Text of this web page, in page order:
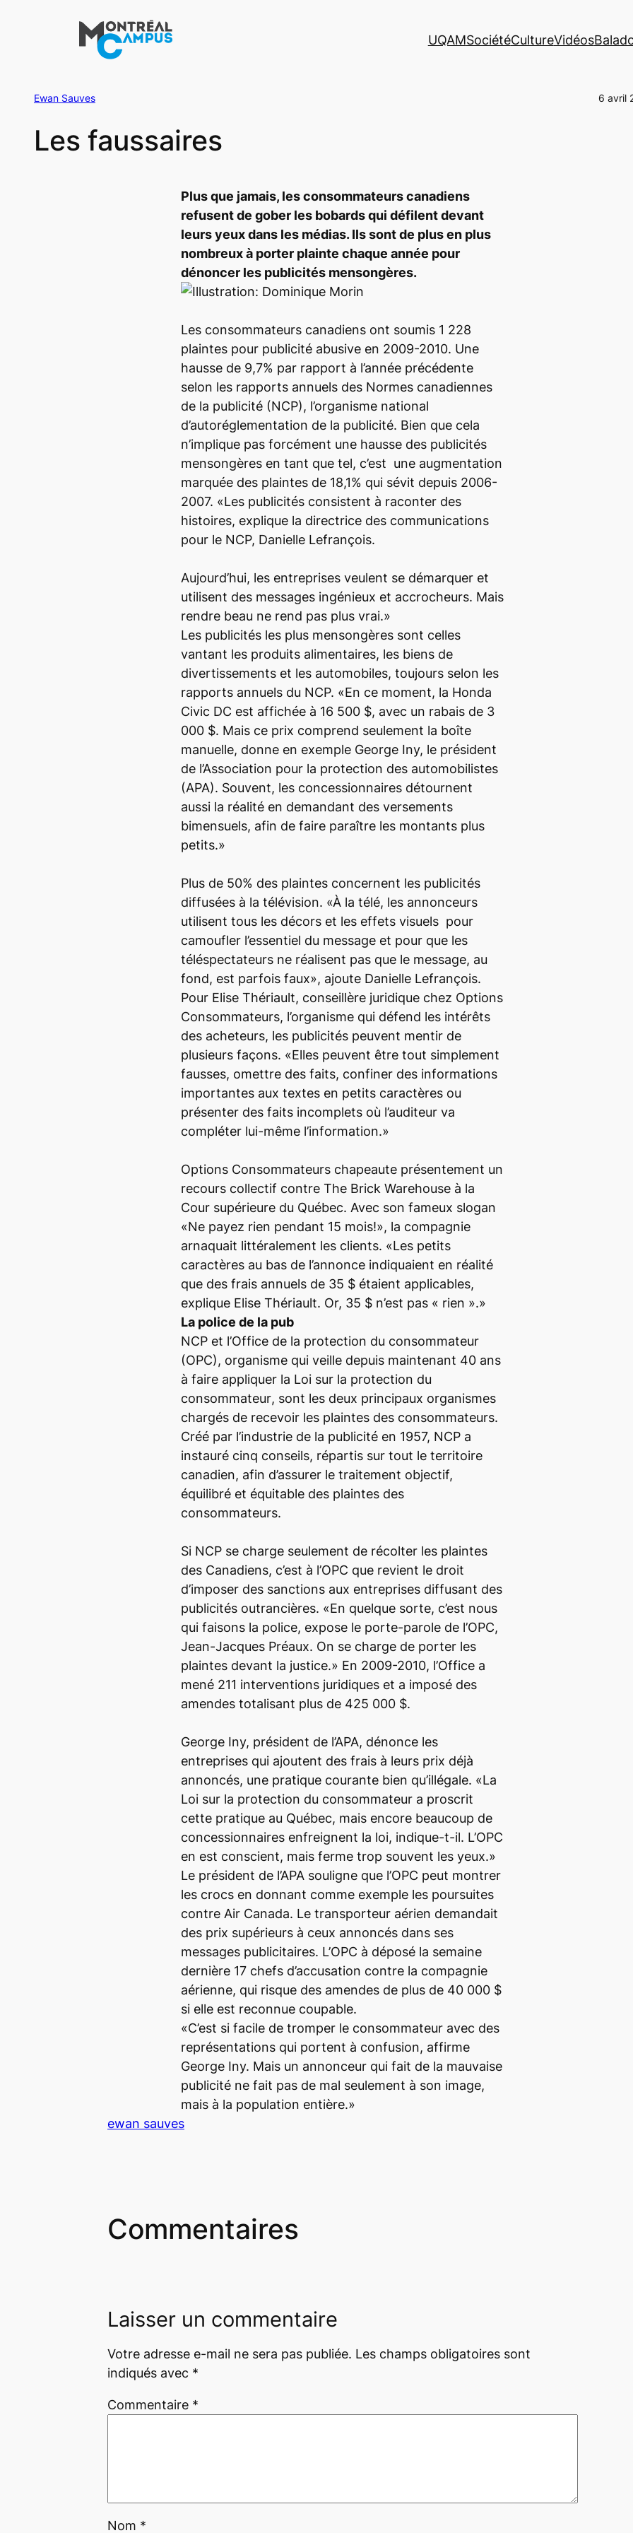
UQAMSociétéCultureVidéos
Ewan Sauves 6 avril
Les faussaires
Plus que jamais, les consommateurs canadiens
refusent de gober les bobards qui défilent devant
leurs yeux dans les médias. Ils sont de plus en plus
nombreux à porter plainte chaque année pour
dénoncer les publicités mensongères.
Les consommateurs canadiens ont soumis 1 228
plaintes pour publicité abusive en 2009-2010. Une
hausse de 9,7% par rapport à l’année précédente
selon les rapports annuels des Normes canadiennes
de la publicité (NCP), l’organisme national
d’autoréglementation de la publicité. Bien que cela
n’implique pas forcément une hausse des publicités
mensongères en tant que tel, c’est une augmentation
marquée des plaintes de 18,1% qui sévit depuis 2006-
2007. «Les publicités consistent à raconter des
histoires, explique la directrice des communications
pour le NCP, Danielle Lefrançois.
Aujourd’hui, les entreprises veulent se démarquer et
utilisent des messages ingénieux et accrocheurs. Mais
rendre beau ne rend pas plus vrai.»
Les publicités les plus mensongères sont celles
vantant les produits alimentaires, les biens de
divertissements et les automobiles, toujours selon les
rapports annuels du NCP. «En ce moment, la Honda
Civic DC est affichée à 16 500 $, avec un rabais de 3
000 $. Mais ce prix comprend seulement la boîte
manuelle, donne en exemple George Iny, le président
de l’Association pour la protection des automobilistes
(APA). Souvent, les concessionnaires détournent
aussi la réalité en demandant des versements
bimensuels, afin de faire paraître les montants plus
petits.»
Plus de 50% des plaintes concernent les publicités
diffusées à la télévision. «À la télé, les annonceurs
utilisent tous les décors et les effets visuels pour
camoufler l’essentiel du message et pour que les
téléspectateurs ne réalisent pas que le message, au
fond, est parfois faux», ajoute Danielle Lefrançois.
Pour Elise Thériault, conseillère juridique chez Options
Consommateurs, l’organisme qui défend les intérêts
des acheteurs, les publicités peuvent mentir de
plusieurs façons. «Elles peuvent être tout simplement
fausses, omettre des faits, confiner des informations
importantes aux textes en petits caractères ou
présenter des faits incomplets où l’auditeur va
compléter lui-même l’information.»
Options Consommateurs chapeaute présentement un
recours collectif contre The Brick Warehouse à la
Cour supérieure du Québec. Avec son fameux slogan
«Ne payez rien pendant 15 mois!», la compagnie
arnaquait littéralement les clients. «Les petits
caractères au bas de l’annonce indiquaient en réalité
que des frais annuels de 35 $ étaient applicables,
explique Elise Thériault. Or, 35 $ n’est pas « rien ».»
La police de la pub
NCP et l’Office de la protection du consommateur
(OPC), organisme qui veille depuis maintenant 40 ans
à faire appliquer la Loi sur la protection du
consommateur, sont les deux principaux organismes
chargés de recevoir les plaintes des consommateurs.
Créé par l’industrie de la publicité en 1957, NCP a
instauré cinq conseils, répartis sur tout le territoire
canadien, afin d’assurer le traitement objectif,
équilibré et équitable des plaintes des
consommateurs.
Si NCP se charge seulement de récolter les plaintes
des Canadiens, c’est à l’OPC que revient le droit
d’imposer des sanctions aux entreprises diffusant des
publicités outrancières. «En quelque sorte, c’est nous
qui faisons la police, expose le porte-parole de l’OPC,
Jean-Jacques Préaux. On se charge de porter les
plaintes devant la justice.» En 2009-2010, l’Office a
mené 211 interventions juridiques et a imposé des
amendes totalisant plus de 425 000 $.
George Iny, président de l’APA, dénonce les
entreprises qui ajoutent des frais à leurs prix déjà
annoncés, une pratique courante bien qu’illégale. «La
Loi sur la protection du consommateur a proscrit
cette pratique au Québec, mais encore beaucoup de
concessionnaires enfreignent la loi, indique-t-il. L’OPC
en est conscient, mais ferme trop souvent les yeux.»
Le président de l’APA souligne que l’OPC peut montrer
les crocs en donnant comme exemple les poursuites
contre Air Canada. Le transporteur aérien demandait
des prix supérieurs à ceux annoncés dans ses
messages publicitaires. L’OPC à déposé la semaine
dernière 17 chefs d’accusation contre la compagnie
aérienne, qui risque des amendes de plus de 40 000 $
si elle est reconnue coupable.
«C’est si facile de tromper le consommateur avec des
représentations qui portent à confusion, affirme
George Iny. Mais un annonceur qui fait de la mauvaise
publicité ne fait pas de mal seulement à son image,
mais à la population entière.»
ewan sauves
Commentaires
Laisser un commentaire
Votre adresse e-mail ne sera pas publiée. Les champs obligatoires sont
indiqués avec *
Commentaire *
Nom *